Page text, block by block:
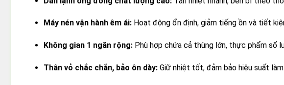
Máy nén vận hành êm ái:Hoạt động ổn định, giảm tiếng ồn và tiết
Không gian 1 ngăn rộng:Phù hợp chứa cả thùng lớn, thực phẩm số
Thân vỏ chắc chắn, bảo ôn dày:Giữ nhiệt tốt, đảm bảo hiệu suất làm